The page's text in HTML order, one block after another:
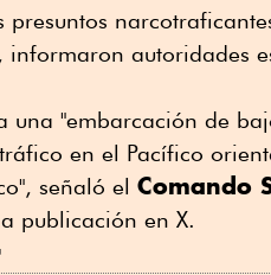
presuntos
autoridades
una "embarcación de
en el Pacífico
señaló el Comando
publicación en X.